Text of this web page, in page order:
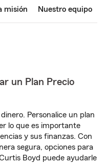
misión Nuestro equipo
un Plan Precio
Personalice un plan
lo que es importante
y sus finanzas. Con
segura, opciones para
Boyd puede ayudarle